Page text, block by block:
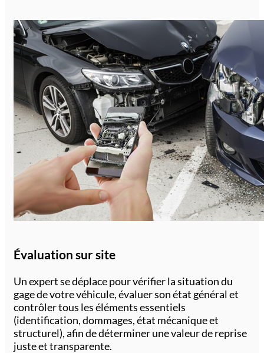
Évaluation sur site
Un expert se déplace pour vérifier la situation du
gage de votre véhicule, évaluer son état général et
contrôler tous les éléments essentiels
(identification, dommages, état mécanique et
structurel), afin de déterminer une valeur de reprise
juste et transparente.